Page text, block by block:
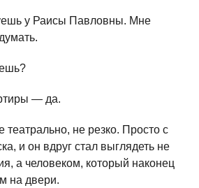
у Раисы Павловны. Мне
— да.
театрально, не резко. Просто с
и он вдруг стал выглядеть не
а человеком, который наконец
на двери.